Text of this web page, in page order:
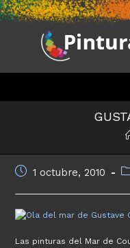
Saltar
al
contenido
Publicación
entrada:
1 octubre, 2010
Las pinturas del Mar de